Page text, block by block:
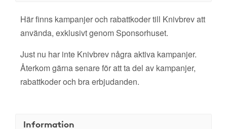
Här finns kampanjer och rabattkoder till Knivbrev att
använda, exklusivt genom Sponsorhuset.
Just nu har inte Knivbrev några aktiva kampanjer.
Återkom gärna senare för att ta del av kampanjer,
rabattkoder och bra erbjudanden.
Information